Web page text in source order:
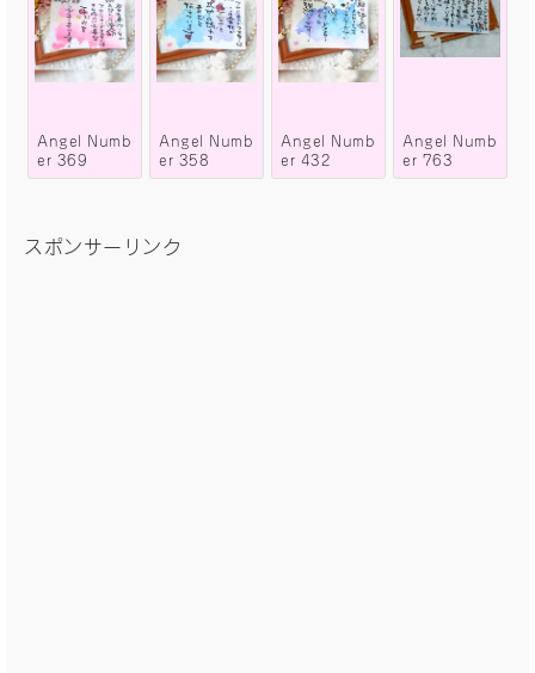
Angel Numb
er 369
Angel Numb
er 358
Angel Numb
er 432
Angel Numb
er 763
スポンサーリンク